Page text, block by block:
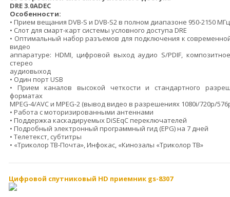
DRE 3.0ADEC
Особенности:
• Прием вещания DVB-S и DVB-S2 в полном диапазоне 950-2150 МГц
• Слот для смарт-карт системы условного доступа DRE
• Оптимальный набор разъемов для подключения к
видео
аппаратуре: HDMI, цифровой выход аудио S/PDIF,
стерео
аудиовыход
• Один порт USB
• Прием каналов высокой четкости и стандартного
форматах
MPEG-4/AVC и MPEG-2 (вывод видео в разрешениях 1080i/720р/
• Работа с моторизированными антеннами
• Поддержка каскадируемых DiSEqC переключателей
• Подробный электронный программный гид (EPG) на 7 дней
• Телетекст, субтитры
• «Триколор ТВ-Почта», Инфокас, «Кинозалы «Триколор ТВ»
Цифровой спутниковый HD приемник gs-8307